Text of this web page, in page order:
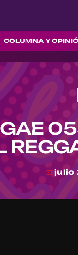
COLUMNA Y
today julio